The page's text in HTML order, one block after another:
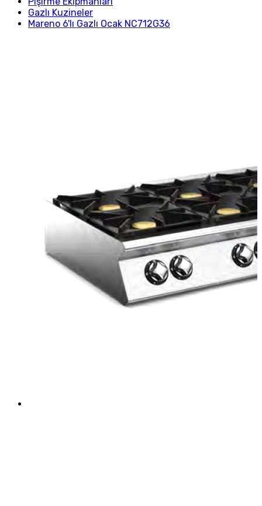
Gazlı Kuzineler
Mareno 6'lı Gazlı Ocak NC712G36